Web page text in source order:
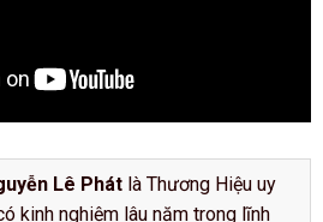
Lê Phát là Thương Hiệu uy
kinh nghiệm lâu năm trong lĩnh